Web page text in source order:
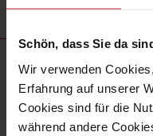
Schön, dass Sie da
Wir verwenden
Erfahrung auf unserer
Cookies sind für die
während andere
GranCarno® Junior dry
possible start to the first
balanced, tasty, high-
poultry meat – the way